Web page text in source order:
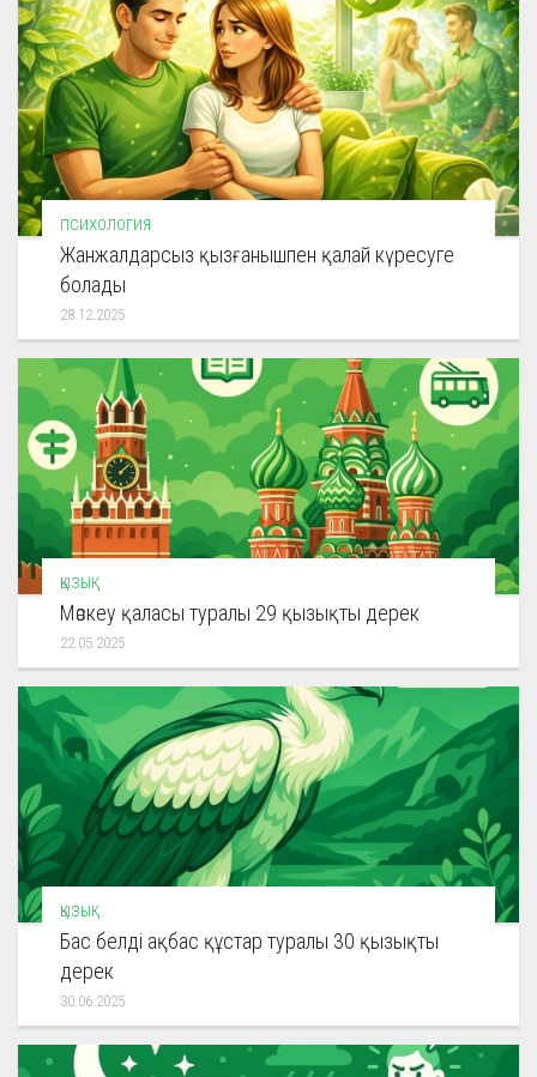
ПСИХОЛОГИЯ
Жанжалдарсыз қызғанышпен қалай күресуге
болады
28.12.2025
ҚЫЗЫҚ
Мәскеу қаласы туралы 29 қызықты дерек
22.05.2025
ҚЫЗЫҚ
Бас белді ақбас құстар туралы 30 қызықты
дерек
30.06.2025